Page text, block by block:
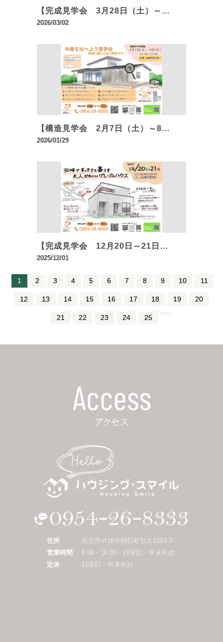
【完成見学会 3月28日（土）～…
2026/03/02
【構造見学会 2月7日（土）～8…
2026/01/29
【完成見学会 12月20日～21日…
2025/12/01
1 2 3 4 5 6 7 8 9 10 11
12 13 14 15 16 17 18 19 20
21 22 23 24 25
住所
佐賀県武雄市朝日町甘久1293-3
営業時間
8:00～18:00・日曜日・年末年始
定休
日曜日・年末年始